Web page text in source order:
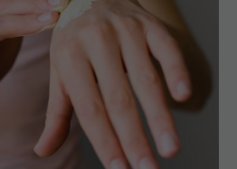
toamna și iarna. 7
de dermatologi